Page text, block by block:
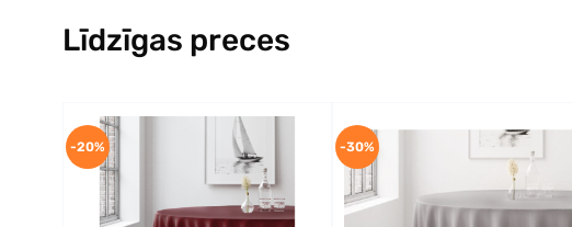
Līdzīgas preces
-20% -30%